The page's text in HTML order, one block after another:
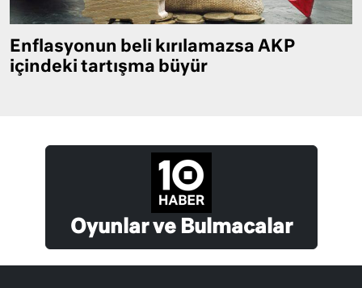
Enflasyonun beli kırılamazsa AKP
içindeki tartışma büyür
Oyunlar ve Bulmacalar